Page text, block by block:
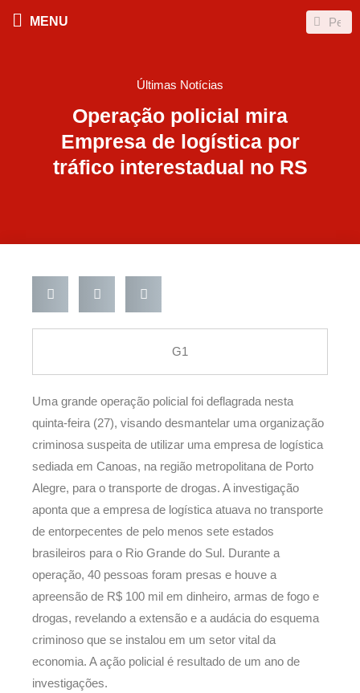
para
MENU Search
Search
Últimas Notícias
Operação policial mira
Empresa de logística por
tráfico interestadual no RS
G1
Uma grande operação policial foi deflagrada nesta
quinta-feira (27), visando desmantelar uma organização
criminosa suspeita de utilizar uma empresa de logística
sediada em Canoas, na região metropolitana de Porto
Alegre, para o transporte de drogas. A investigação
aponta que a empresa de logística atuava no transporte
de entorpecentes de pelo menos sete estados
brasileiros para o Rio Grande do Sul. Durante a
operação, 40 pessoas foram presas e houve a
apreensão de R$ 100 mil em dinheiro, armas de fogo e
drogas, revelando a extensão e a audácia do esquema
criminoso que se instalou em um setor vital da
economia. A ação policial é resultado de um ano de
investigações.